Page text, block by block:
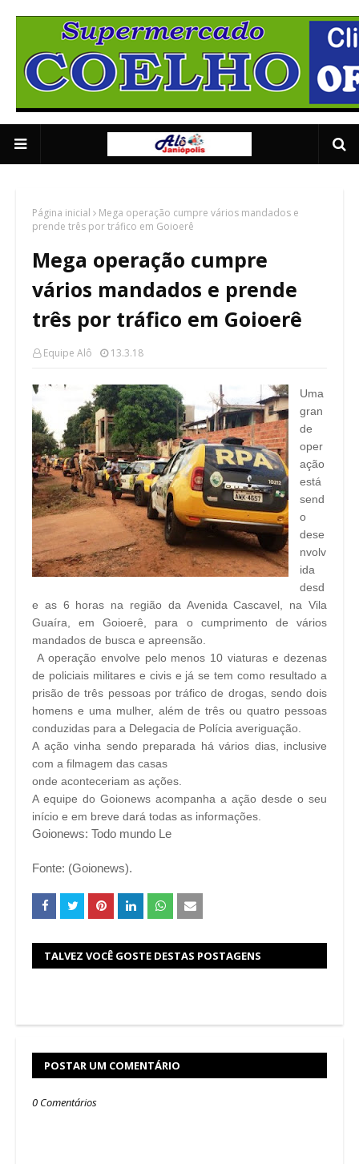
Página inicial
Mega operação cumpre vários mandados e
prende três por tráfico em Goioerê
Mega operação cumpre
vários mandados e prende
três por tráfico em Goioerê
Equipe Alô 13.3.18
Uma
gran
de
oper
ação
está
send
o
dese
nvolv
ida
desd
e as 6 horas na região da Avenida Cascavel, na Vila
Guaíra, em Goioerê, para o cumprimento de vários
mandados de busca e apreensão.
A operação envolve pelo menos 10 viaturas e dezenas
de policiais militares e civis e já se tem como resultado a
prisão de três pessoas por tráfico de drogas, sendo dois
homens e uma mulher, além de três ou quatro pessoas
conduzidas para a Delegacia de Polícia averiguação.
A ação vinha sendo preparada há vários dias, inclusive
com a filmagem das casas
onde aconteceriam as ações.
A equipe do Goionews acompanha a ação desde o seu
início e em breve dará todas as informações.
Goionews: Todo mundo Le
Fonte: (Goionews).
TALVEZ VOCÊ GOSTE DESTAS POSTAGENS
POSTAR UM COMENTÁRIO
0 Comentários